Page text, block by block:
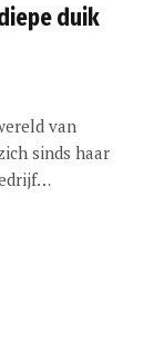
duik
van
sinds haar